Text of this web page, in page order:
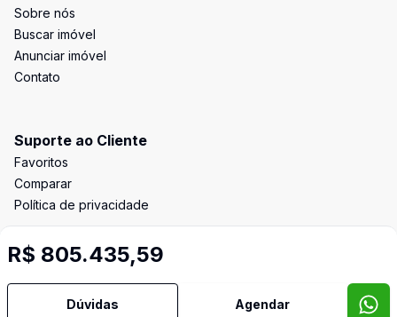
R$ 805.435,59
Dúvidas Agendar
Sobre nós
Buscar imóvel
Anunciar imóvel
Contato
Suporte ao Cliente
Favoritos
Comparar
Política de privacidade
Selo de Tecnologia Loft